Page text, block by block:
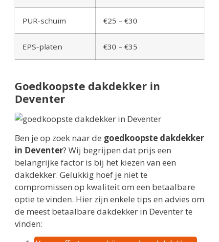
PUR-schuim €25 – €30
EPS-platen €30 – €35
Goedkoopste dakdekker in
Deventer
Ben je op zoek naar de goedkoopste dakdekker
in Deventer? Wij begrijpen dat prijs een
belangrijke factor is bij het kiezen van een
dakdekker. Gelukkig hoef je niet te
compromissen op kwaliteit om een betaalbare
optie te vinden. Hier zijn enkele tips en advies om
de meest betaalbare dakdekker in Deventer te
vinden: